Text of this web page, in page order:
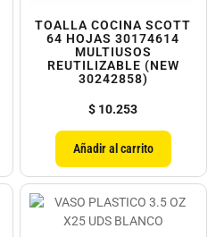
TOALLA COCINA SCOTT
64 HOJAS 30174614
MULTIUSOS
REUTILIZABLE (NEW
30242858)
$ 10.253
Añadir al carrito